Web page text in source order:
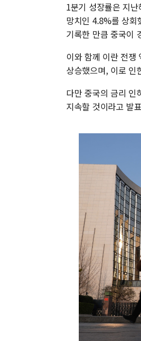
1분기 성장률은 지
망치인 4.8%를 상
기록한 만큼 중국이
이와 함께 이란 전쟁
상승했으며, 이로 인
다만 중국의 금리 인
지속할 것이라고 발